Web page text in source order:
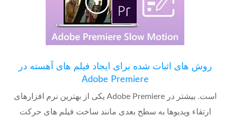
روش های اثبات شده برای ایجاد فیلم های آهسته در
Adobe Premiere
یکی از بهترین نرم افزارهای Adobe Premiere است. بیشتر در
ارتقاء ویدیوها به سطح بعدی مانند ساخت فیلم های حرکت